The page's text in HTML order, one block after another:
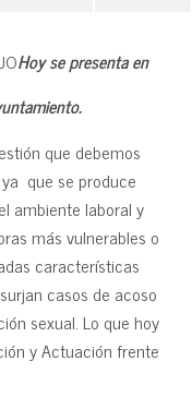
Hoy se presenta en
que debemos
que se produce
ambiente laboral y
más vulnerables o
características
casos de acoso
sexual. Lo que hoy
y Actuación frente